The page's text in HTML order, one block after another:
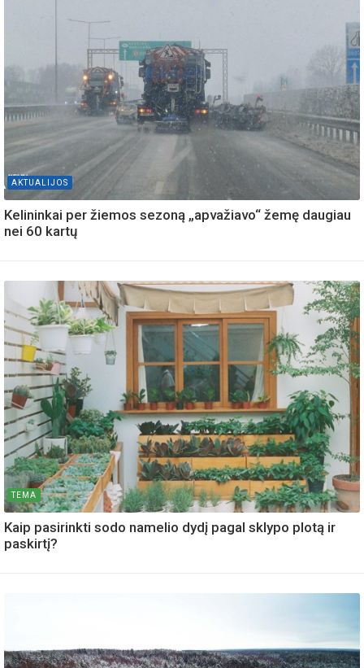
AKTUALIJOS
Kelininkai per žiemos sezoną „apvažiavo“ žemę daugiau
nei 60 kartų
TEMA
Kaip pasirinkti sodo namelio dydį pagal sklypo plotą ir
paskirtį?